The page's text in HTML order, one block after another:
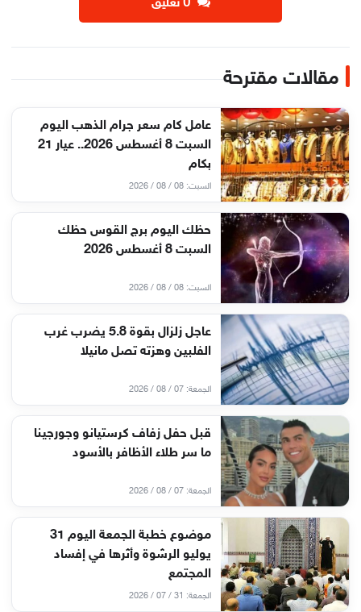
‫0 تعليق
مقالات مقترحة
عامل كام سعر جرام الذهب اليوم
السبت 8 أغسطس 2026.. عيار 21
بكام
السبت: 08 / 08 / 2026
حظك اليوم برج القوس حظك
السبت 8 أغسطس 2026
السبت: 08 / 08 / 2026
عاجل زلزال بقوة 5.8 يضرب غرب
الفلبين وهزته تصل مانيلا
الجمعة: 07 / 08 / 2026
قبل حفل زفاف كرستيانو وجورجينا
ما سر طلاء الأظافر بالأسود
الجمعة: 07 / 08 / 2026
موضوع خطبة الجمعة اليوم 31
يوليو الرشوة وأثرها في إفساد
المجتمع
الجمعة: 31 / 07 / 2026